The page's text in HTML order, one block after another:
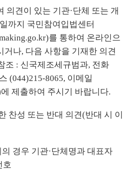
의견이 있는 기관·단체 또는 개
까지 국민참여입법센터
)를 통하여 온라인으
거나, 다음 사항을 기재한 의견
조 : 신국제조세규범과, 전화
(044)215-8065, 이메일
제출하여 주시기 바랍니다.
찬성 또는 반대 의견(반대 시 이
경우 기관·단체명과 대표자
호